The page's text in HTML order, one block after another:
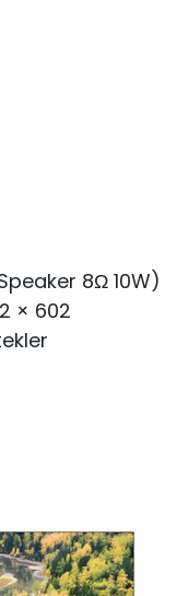
8Ω 10W)
× 602